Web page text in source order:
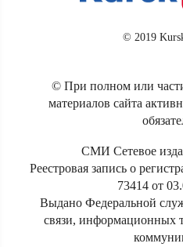
© 2019
© При полном или
материалов сайта
СМИ Сетевое
Реестровая запись о
73414 от
Выдано Федеральной
связи, информационных